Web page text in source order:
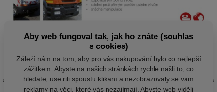
Aby web fungoval tak, jak ho znáte (souhlas
s cookies)
Záleží nám na tom, aby pro vás nakupování bylo co nejlepší
zážitkem. Abyste na našich stránkách rychle našli to, co
hledáte, ušetřili spoustu klikání a nezobrazovaly se vám
reklamy na věci, které vás nezajímají. Abyste web viděli